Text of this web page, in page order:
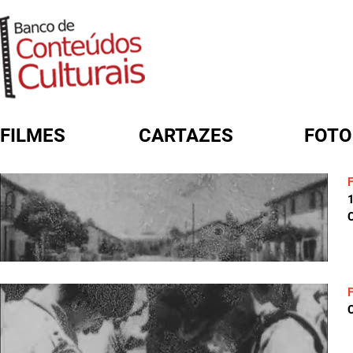
FILMES CARTAZES
FORMULÁRIO DE BUSCA